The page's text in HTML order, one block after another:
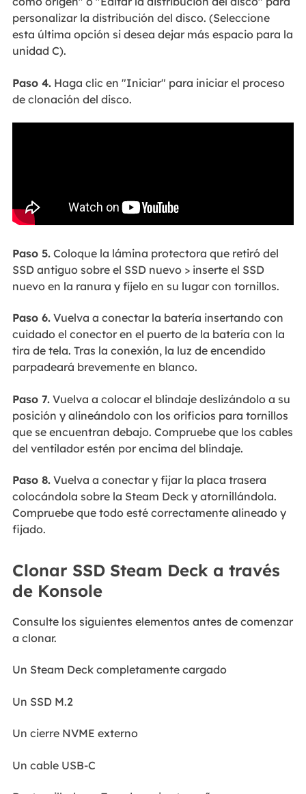
personalizar la distribución del disco. (Seleccione
esta última opción si desea dejar más espacio para la
unidad C).
Paso 4.Haga clic en "Iniciar" para iniciar el proceso
de clonación del disco.
Paso 5.Coloque la lámina protectora que retiró del
SSD antiguo sobre el SSD nuevo > inserte el SSD
nuevo en la ranura y fíjelo en su lugar con tornillos.
Paso 6.Vuelva a conectar la batería insertando con
cuidado el conector en el puerto de la batería con la
tira de tela. Tras la conexión, la luz de encendido
parpadeará brevemente en blanco.
Paso 7.Vuelva a colocar el blindaje deslizándolo a su
posición y alineándolo con los orificios para tornillos
que se encuentran debajo. Compruebe que los cables
del ventilador estén por encima del blindaje.
Paso 8.Vuelva a conectar y fijar la placa trasera
colocándola sobre la Steam Deck y atornillándola.
Compruebe que todo esté correctamente alineado y
fijado.
Clonar SSD Steam Deck a través
de Konsole
Consulte los siguientes elementos antes de comenzar
a clonar.
Un Steam Deck completamente cargado
Un SSD M.2
Un cierre NVME externo
Un cable USB-C